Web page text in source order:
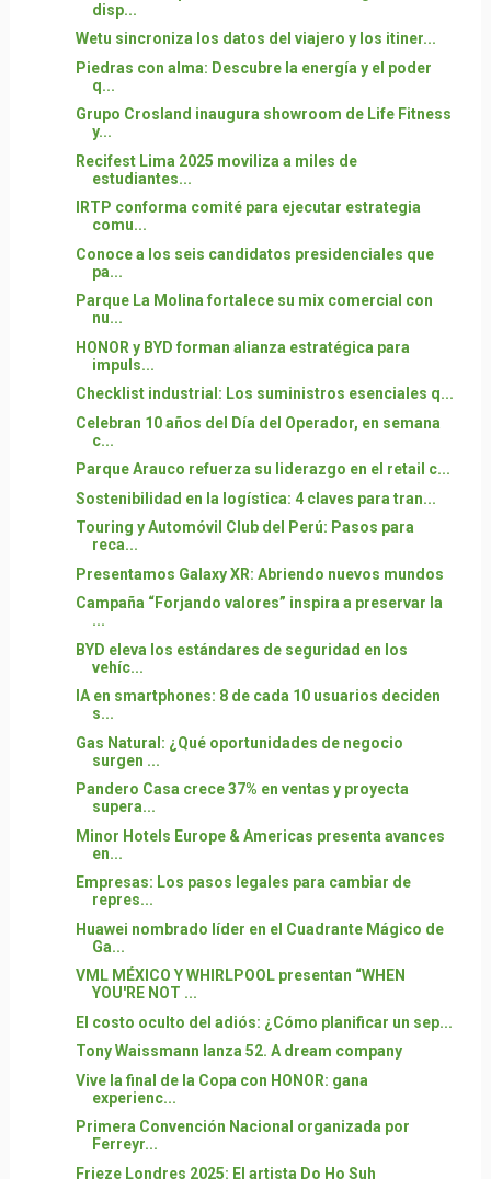
disp...
Wetu sincroniza los datos del viajero y los itiner...
Piedras con alma: Descubre la energía y el poder
q...
Grupo Crosland inaugura showroom de Life Fitness
y...
Recifest Lima 2025 moviliza a miles de
estudiantes...
IRTP conforma comité para ejecutar estrategia
comu...
Conoce a los seis candidatos presidenciales que
pa...
Parque La Molina fortalece su mix comercial con
nu...
HONOR y BYD forman alianza estratégica para
impuls...
Checklist industrial: Los suministros esenciales q...
Celebran 10 años del Día del Operador, en semana
c...
Parque Arauco refuerza su liderazgo en el retail c...
Sostenibilidad en la logística: 4 claves para tran...
Touring y Automóvil Club del Perú: Pasos para
reca...
Presentamos Galaxy XR: Abriendo nuevos mundos
Campaña “Forjando valores” inspira a preservar la
...
BYD eleva los estándares de seguridad en los
vehíc...
IA en smartphones: 8 de cada 10 usuarios deciden
s...
Gas Natural: ¿Qué oportunidades de negocio
surgen ...
Pandero Casa crece 37% en ventas y proyecta
supera...
Minor Hotels Europe & Americas presenta avances
en...
Empresas: Los pasos legales para cambiar de
repres...
Huawei nombrado líder en el Cuadrante Mágico de
Ga...
VML MÉXICO Y WHIRLPOOL presentan “WHEN
YOU'RE NOT ...
El costo oculto del adiós: ¿Cómo planificar un sep...
Tony Waissmann lanza 52. A dream company
Vive la final de la Copa con HONOR: gana
experienc...
Primera Convención Nacional organizada por
Ferreyr...
Frieze Londres 2025: El artista Do Ho Suh